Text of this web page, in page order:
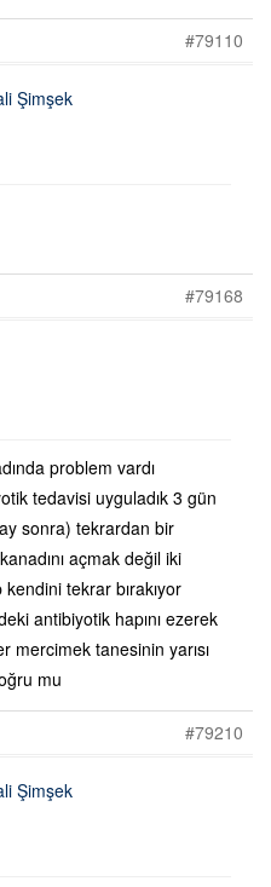
#79110
Şimşek
#79168
problem vardı
tedavisi uyguladık 3 gün
sonra) tekrardan bir
açmak değil iki
tekrar bırakıyor
antibiyotik hapını ezerek
mercimek tanesinin yarısı
mu
#79210
Şimşek